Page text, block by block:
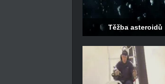
Těžba asteroidů